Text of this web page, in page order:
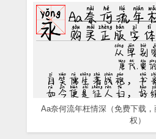
Aa奈何流年枉情深（免费下载
权）